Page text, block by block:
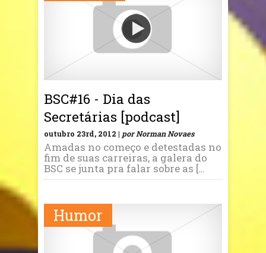
BSC#16 - Dia das
Secretárias [podcast]
outubro 23rd, 2012 | por Norman Novaes
Amadas no começo e detestadas no
fim de suas carreiras, a galera do
BSC se junta pra falar sobre as […
Humor